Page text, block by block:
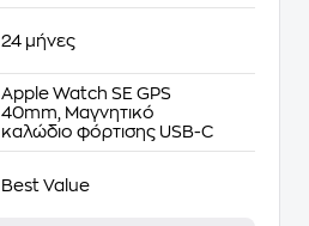
24 μήνες
Apple Watch SE GPS
40mm, Μαγνητικό
καλώδιο φόρτισης USB-C
Best Value